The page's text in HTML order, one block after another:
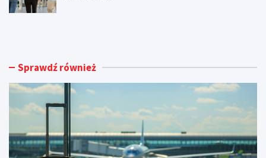
L
n
i
p
r
t
L
o
a
y
a
g
Sprawdź również